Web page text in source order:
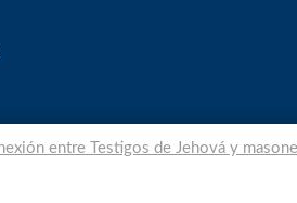
entre Testigos de Jehová y